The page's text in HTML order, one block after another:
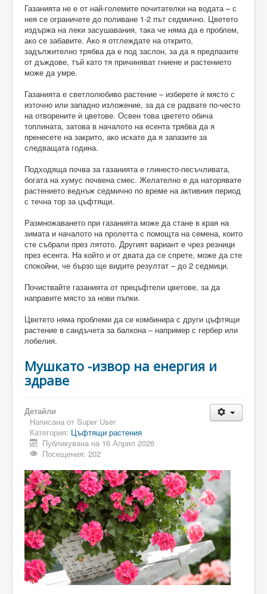
Газанията не е от най-големите почитателки на водата – с
нея се ограничете до поливане 1-2 път седмично. Цветето
издържа на леки засушавания, така че няма да е проблем,
ако се забавите. Ако я отглеждате на открито,
задължително трябва да е под заслон, за да я предпазите
от дъждове, тъй като тя причиняват гниене и растението
може да умре.
Газанията е светлолюбиво растение – изберете ѝ място с
източно или западно изложение, за да се радвате по-често
на отворените ѝ цветове. Освен това цветето обича
топлината, затова в началото на есента трябва да я
пренесете на закрито, ако искате да я запазите за
следващата година.
Подходяща почва за газанията е глинесто-песъчливата,
богата на хумус почвена смес. Желателно е да наторявате
растението веднъж седмично по време на активния период
с течна тор за цъфтящи.
Размножаването при газанията може да стане в края на
зимата и началото на пролетта с помощта на семена, които
сте събрали през лятото. Другият вариант е чрез резници
през есента. На който и от двата да се спрете, може да сте
спокойни, че бързо ще видите резултат – до 2 седмици.
Почиствайте газанията от прецъфтели цветове, за да
направите място за нови пъпки.
Цветето няма проблеми да се комбинира с други цъфтящи
растение в сандъчета за балкона – например с гербер или
лобелия.
Мушкато -извор на енергия и
здраве
Детайли
Написана от Super User
Категория: Цъфтящи растения
Публикувана на 16 Април 2026
Посещения: 202